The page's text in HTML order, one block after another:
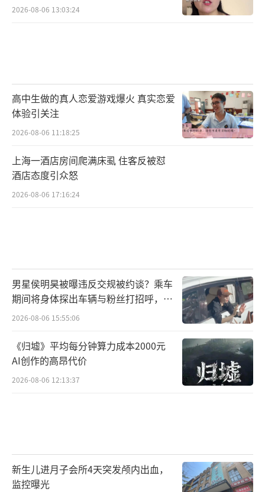
2026-08-06 13:03:24
高中生做的真人恋爱游戏爆火 真实恋爱
体验引关注
2026-08-06 11:18:25
上海一酒店房间爬满床虱 住客反被怼
酒店态度引众怒
2026-08-06 17:16:24
男星侯明昊被曝违反交规被约谈？乘车
期间将身体探出车辆与粉丝打招呼，当
地交警回应
2026-08-06 15:55:06
《归墟》平均每分钟算力成本2000元
AI创作的高昂代价
2026-08-06 12:13:37
新生儿进月子会所4天突发颅内出血，
监控曝光